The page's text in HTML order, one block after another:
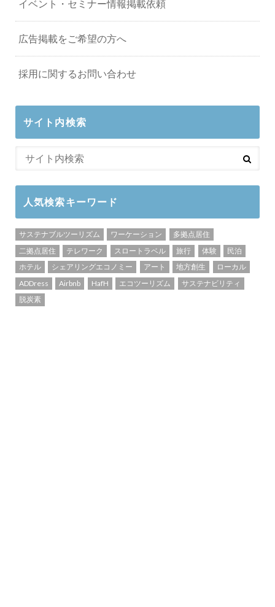
イベント・セミナー情報掲載依頼
広告掲載をご希望の方へ
採用に関するお問い合わせ
サイト内検索
人気検索キーワード
サステナブルツーリズム ワーケーション
多拠点居住
二拠点居住
テレワーク スロートラベル 旅行 体験
民泊
ホテル
シェアリングエコノミー アート 地方創生
ローカル
ADDress
Airbnb HafH エコツーリズム
サステナビリティ
脱炭素